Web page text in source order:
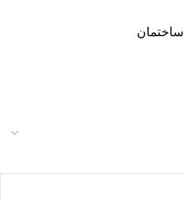
ساختمان